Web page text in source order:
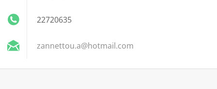
22720635
zannettou.a@hotmail.com